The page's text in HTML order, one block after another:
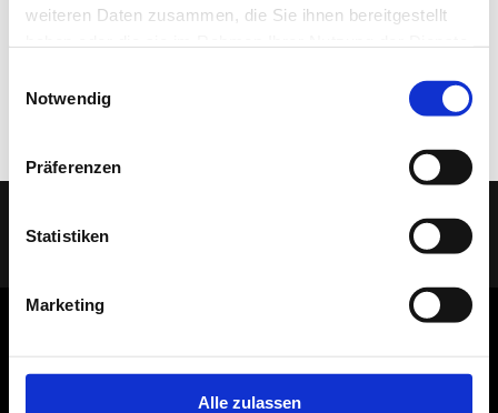
weiteren Daten zusammen, die Sie ihnen bereitgestellt
Notwendig
Präferenzen
Statistiken
Marketing
Alle zulassen
Badewanne Eiche
Dekosockel OSB lackiert
(C) 2005 - 2026 TELAAR RAUMIDEEN | DATENSCHUTZ| Ihr